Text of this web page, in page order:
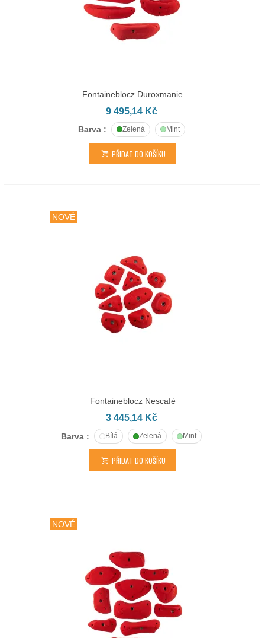
Fontaineblocz Duroxmanie
9 495,14 Kč
Barva : Zelená Mint
PŘIDAT DO KOŠÍKU
NOVÉ
Fontaineblocz Nescafé
3 445,14 Kč
Barva : Bílá Zelená Mint
PŘIDAT DO KOŠÍKU
NOVÉ